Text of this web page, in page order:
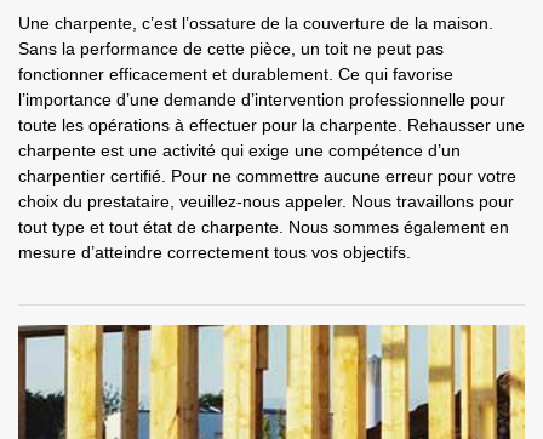
Une charpente, c’est l’ossature de la couverture de la maison.
Sans la performance de cette pièce, un toit ne peut pas
fonctionner efficacement et durablement. Ce qui favorise
l’importance d’une demande d’intervention professionnelle pour
toute les opérations à effectuer pour la charpente. Rehausser une
charpente est une activité qui exige une compétence d’un
charpentier certifié. Pour ne commettre aucune erreur pour votre
choix du prestataire, veuillez-nous appeler. Nous travaillons pour
tout type et tout état de charpente. Nous sommes également en
mesure d’atteindre correctement tous vos objectifs.